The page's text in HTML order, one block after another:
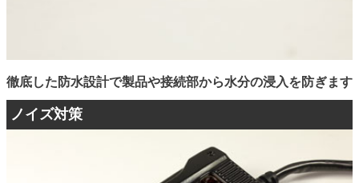
徹底した防水設計で製品や接続部から水分の浸入を防ぎます
ノイズ対策